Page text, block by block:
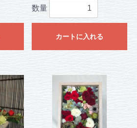
数量
カートに入れる